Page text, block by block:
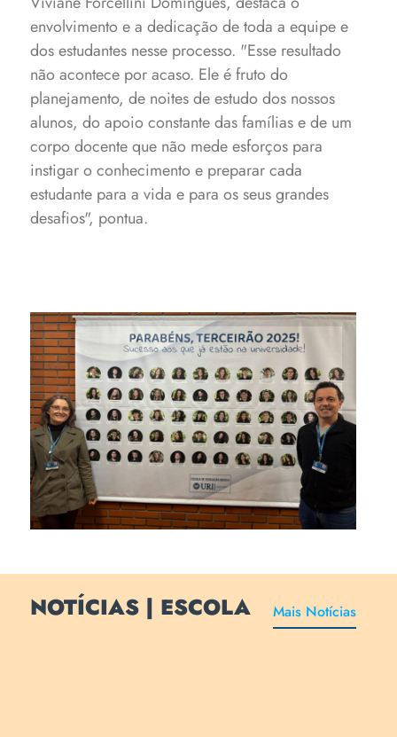
envolvimento e a dedicação de toda a equipe e
dos estudantes nesse processo. "Esse resultado
não acontece por acaso. Ele é fruto do
planejamento, de noites de estudo dos nossos
alunos, do apoio constante das famílias e de um
corpo docente que não mede esforços para
instigar o conhecimento e preparar cada
estudante para a vida e para os seus grandes
desafios", pontua.
Viviane Forcelini Domingues e
o Diretor Edenir Serafini
comemoram o resultado
NOTÍCIAS | ESCOLA Mais Notícias